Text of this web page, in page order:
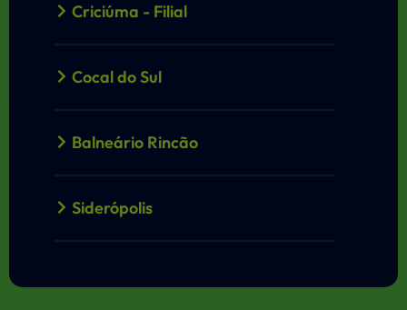
Criciúma - Filial
Cocal do Sul
Balneário Rincão
Siderópolis